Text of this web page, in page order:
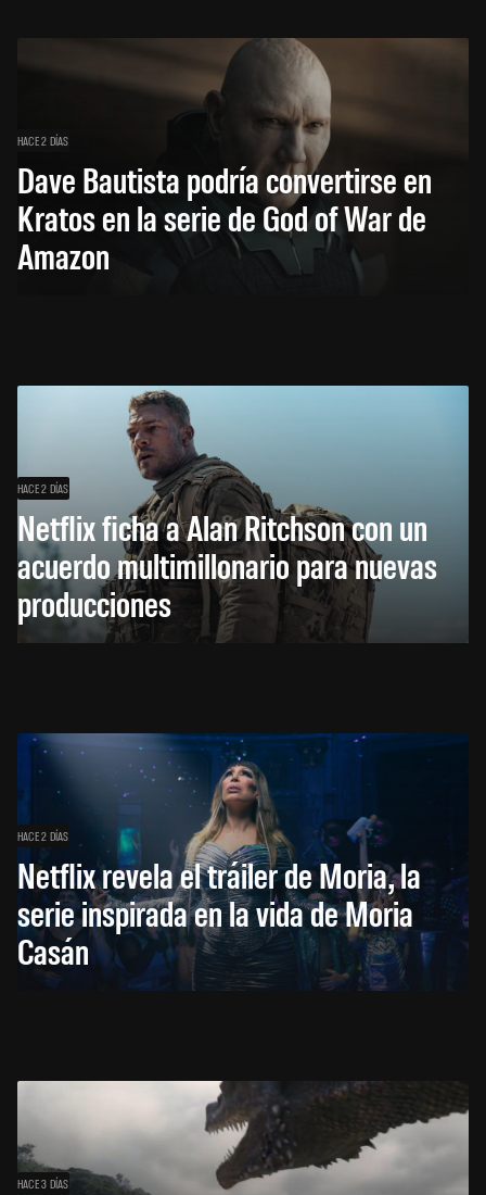
HACE 2 DÍAS
Dave Bautista podría convertirse en
Kratos en la serie de God of War de
Amazon
HACE 2 DÍAS
Netflix ficha a Alan Ritchson con un
acuerdo multimillonario para nuevas
producciones
HACE 2 DÍAS
Netflix revela el tráiler de Moria, la
serie inspirada en la vida de Moria
Casán
HACE 3 DÍAS